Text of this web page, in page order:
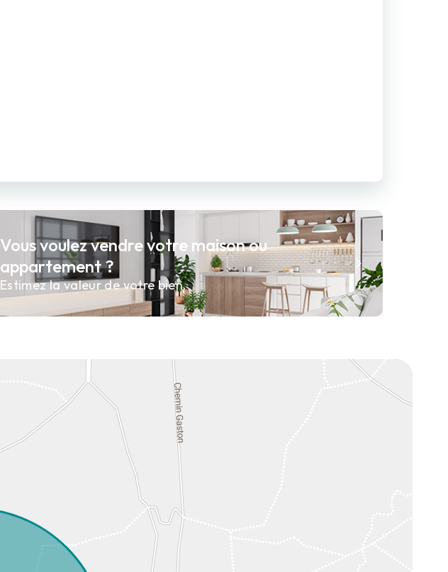
Vous voulez vendre votre maison ou
appartement ?
Estimez la valeur de votre bien.